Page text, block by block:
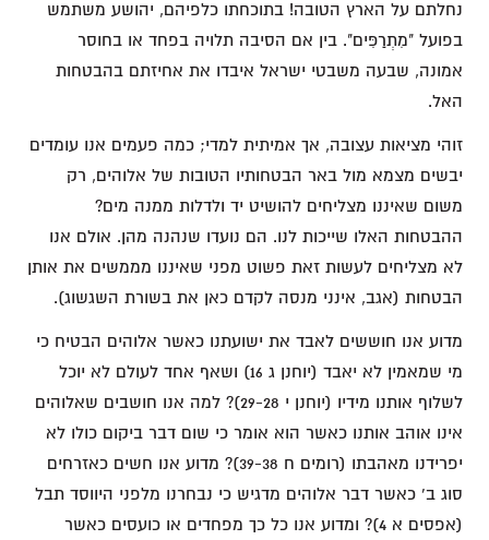
נחלתם על הארץ הטובה! בתוכחתו כלפיהם, יהושע משתמש
בפועל "מִתְרַפִּים". בין אם הסיבה תלויה בפחד או בחוסר
אמונה, שבעה משבטי ישראל איבדו את אחיזתם בהבטחות
האל.
זוהי מציאות עצובה, אך אמיתית למדי; כמה פעמים אנו עומדים
יבשים מצמא מול באר הבטחותיו הטובות של אלוהים, רק
משום שאיננו מצליחים להושיט יד ולדלות ממנה מים?
ההבטחות האלו שייכות לנו. הם נועדו שנהנה מהן. אולם אנו
לא מצליחים לעשות זאת פשוט מפני שאיננו מממשים את אותן
הבטחות (אגב, אינני מנסה לקדם כאן את בשורת השגשוג).
מדוע אנו חוששים לאבד את ישועתנו כאשר אלוהים הבטיח כי
מי שמאמין לא יאבד (יוחנן ג 16) ושאף אחד לעולם לא יוכל
לשלוף אותנו מידיו (יוחנן י 29-28)? למה אנו חושבים שאלוהים
אינו אוהב אותנו כאשר הוא אומר כי שום דבר ביקום כולו לא
יפרידנו מאהבתו (רומים ח 39-38)? מדוע אנו חשים כאזרחים
סוג ב' כאשר דבר אלוהים מדגיש כי נבחרנו מלפני היווסד תבל
(אפסים א 4)? ומדוע אנו כל כך מפחדים או כועסים כאשר